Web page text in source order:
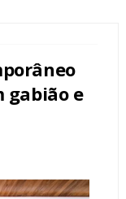
gabião e